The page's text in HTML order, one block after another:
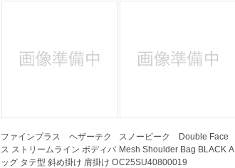
ファインプラス ヘザーテク
ス ストリームライン ボディバ
ッグ タテ型 斜め掛け 肩掛け O
スノーピーク Double Face
Mesh Shoulder Bag BLACK A
C25SU40800019